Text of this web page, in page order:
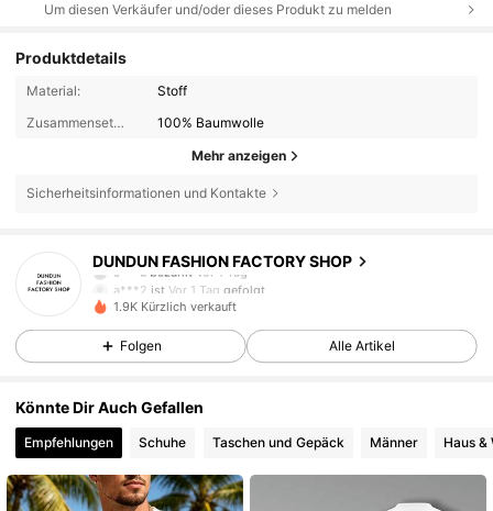
Um diesen Verkäufer und/oder dieses Produkt zu melden
Produktdetails
Material:
Stoff
Zusammensetzung:
100% Baumwolle
Mehr anzeigen
Sicherheitsinformationen und Kontakte
DUNDUN FASHION FACTORY SHOP
s***ubezahltVor 1 Tag
a***2 ist Vor 1 Tag gefolgt
1.9K Kürzlich verkauft
Folgen Alle Artikel
Könnte Dir Auch Gefallen
Empfehlungen Schuhe Taschen und Gepäck Männer Haus &